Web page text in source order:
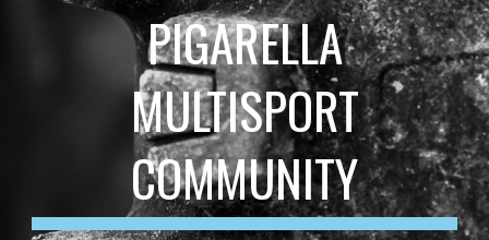
PIGARELLA
MULTISPORT
COMMUNITY